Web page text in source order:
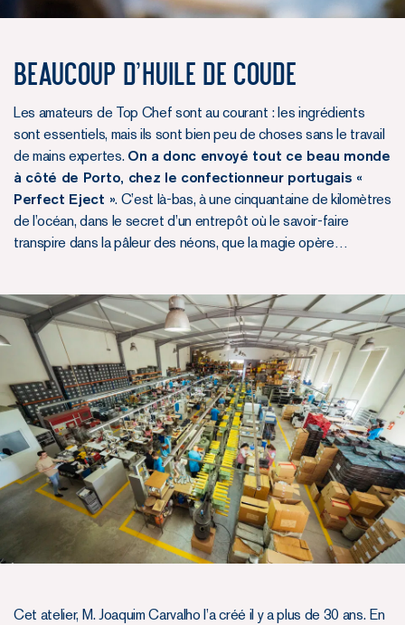
BEAUCOUP D’HUILE DE COUDE
Les amateurs de Top Chef sont au courant : les ingrédients
sont essentiels, mais ils sont bien peu de choses sans le travail
de mains expertes. On a donc envoyé tout ce beau monde
à côté de Porto, chez le confectionneur portugais «
Perfect Eject ». C’est là-bas, à une cinquantaine de kilomètres
de l’océan, dans le secret d’un entrepôt où le savoir-faire
transpire dans la pâleur des néons, que la magie opère…
Cet atelier, M. Joaquim Carvalho l’a créé il y a plus de 30 ans. En